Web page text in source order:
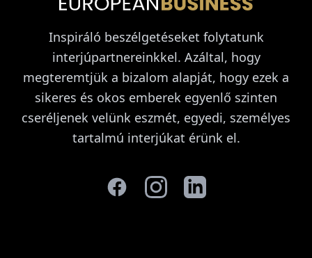
Inspiráló beszélgetéseket folytatunk
interjúpartnereinkkel. Azáltal, hogy
megteremtjük a bizalom alapját, hogy ezek a
sikeres és okos emberek egyenlő szinten
cseréljenek velünk eszmét, egyedi, személyes
tartalmú interjúkat érünk el.